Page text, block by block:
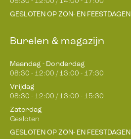
GESLOTEN OP ZON- EN FEESTDAGEN
Burelen & magazijn
Maandag - Donderdag
08:30 - 12:00 / 13:00 - 17:30
Vrijdag
08:30 - 12:00 / 13:00 - 15:30
Zaterdag
Gesloten
GESLOTEN OP ZON- EN FEESTDAGEN